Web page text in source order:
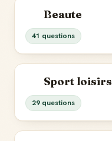
Beaute
41 questions
Sport loisirs
29 questions